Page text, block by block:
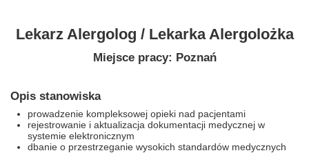
Lekarz Alergolog / Lekarka Alergolożka
Miejsce pracy: Poznań
Opis stanowiska
prowadzenie kompleksowej opieki nad pacjentami
rejestrowanie i aktualizacja dokumentacji medycznej w
systemie elektronicznym
dbanie o przestrzeganie wysokich standardów medycznych